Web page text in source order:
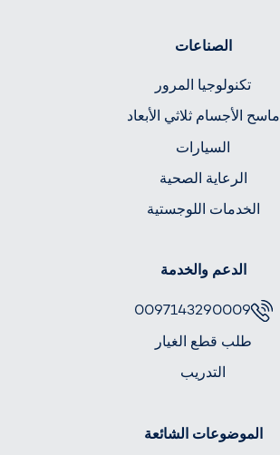
الصناعات
تكنولوجيا المرور
ماسح الأجسام ثلاثي الأبعاد
السيارات
الرعاية الصحية
الخدمات اللوجستية
الدعم والخدمة
0097143290009
طلب قطع الغيار
التدريب
الموضوعات الشائعة